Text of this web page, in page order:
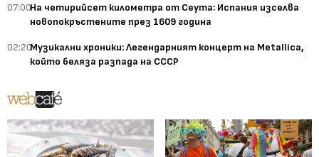
07:00На четирийсет километра от Сеута: Испания изселва
новопокръстените през 1609 година
02:20Музикални хроники: Легендарният концерт на Metallica,
който беляза разпада на СССР